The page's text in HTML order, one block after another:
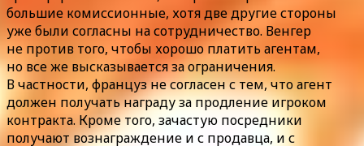
большие комиссионные, хотя две другие стороны
уже были согласны на сотрудничество. Венгер
не против того, чтобы хорошо платить агентам,
но все же высказывается за ограничения.
В частности, француз не согласен с тем, что агент
должен получать награду за продление игроком
контракта. Кроме того, зачастую посредники
получают вознаграждение и с продавца, и с